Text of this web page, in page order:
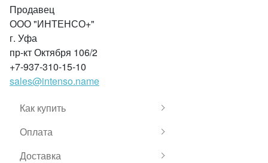
Продавец
ООО "ИНТЕНСО+"
г. Уфа
пр-кт Октября 106/2
+7-937-310-15-10
sales@intenso.name
Как купить
Оплата
Доставка